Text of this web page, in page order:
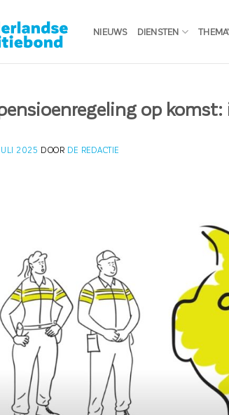
NIEUWS DIENSTEN
op
2025 DOOR DE REDACTIE